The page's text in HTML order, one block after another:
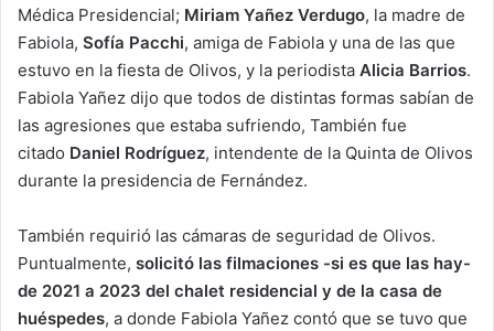
Médica Presidencial; Miriam Yañez Verdugo, la madre de
Fabiola, Sofía Pacchi, amiga de Fabiola y una de las que
estuvo en la fiesta de Olivos, y la periodista Alicia Barrios.
Fabiola Yañez dijo que todos de distintas formas sabían de
las agresiones que estaba sufriendo, También fue
citado Daniel Rodríguez, intendente de la Quinta de Olivos
durante la presidencia de Fernández.
También requirió las cámaras de seguridad de Olivos.
Puntualmente, solicitó las filmaciones -si es que las hay-
de 2021 a 2023 del chalet residencial y de la casa de
huéspedes, a donde Fabiola Yañez contó que se tuvo que